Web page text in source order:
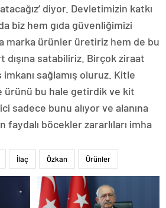
diyor. Devletimizin katkı
biz hem gıda güvenliğimizi
marka ürünler üretiriz hem de bu
dışına satabiliriz. Birçok ziraat
sağlamış oluruz. Kitle
bu hale getirdik ve kit
sadece bunu alıyor ve alanına
faydalı böcekler zararlıları imha
İlaç Özkan Ürünler